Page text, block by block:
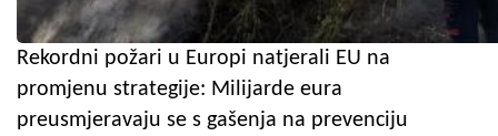
Rekordni požari u Europi natjerali EU na
promjenu strategije: Milijarde eura
preusmjeravaju se s gašenja na prevenciju